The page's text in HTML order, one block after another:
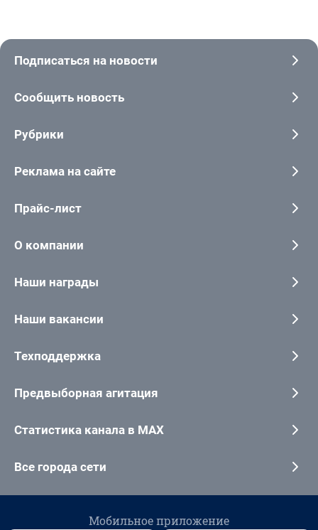
Подписаться на новости
Сообщить новость
Рубрики
Реклама на сайте
Прайс-лист
О компании
Наши награды
Наши вакансии
Техподдержка
Предвыборная агитация
Статистика канала в MAX
Все города сети
Мобильное приложение